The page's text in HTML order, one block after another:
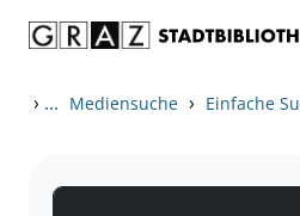
› ... Mediensuche › Einfache